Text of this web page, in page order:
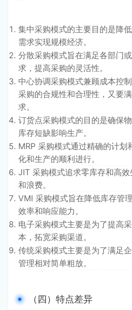
集中采购模式的主要目的是降
需求实现规模经济。
分散采购模式旨在满足各部门
求，提高采购的灵活性。
中心协调采购模式兼顾成本控
采购的合规性和合理性，又要
求。
订货点采购模式的目的是确保
库存短缺影响生产。
MRP 采购模式通过精确的计划
化和生产的顺利进行。
JIT 采购模式追求零库存和高
和浪费。
VMI 采购模式旨在降低库存管
效率和响应能力。
电子采购模式主要是为了提高
本，拓宽采购渠道。
传统采购模式主要是为了满足
管理相对简单粗放。
（四）特点差异